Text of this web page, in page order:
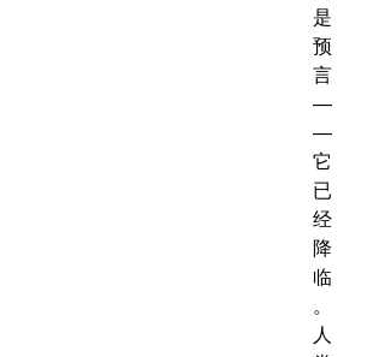
是
预
言
—
—
它
已
经
降
临
。
人